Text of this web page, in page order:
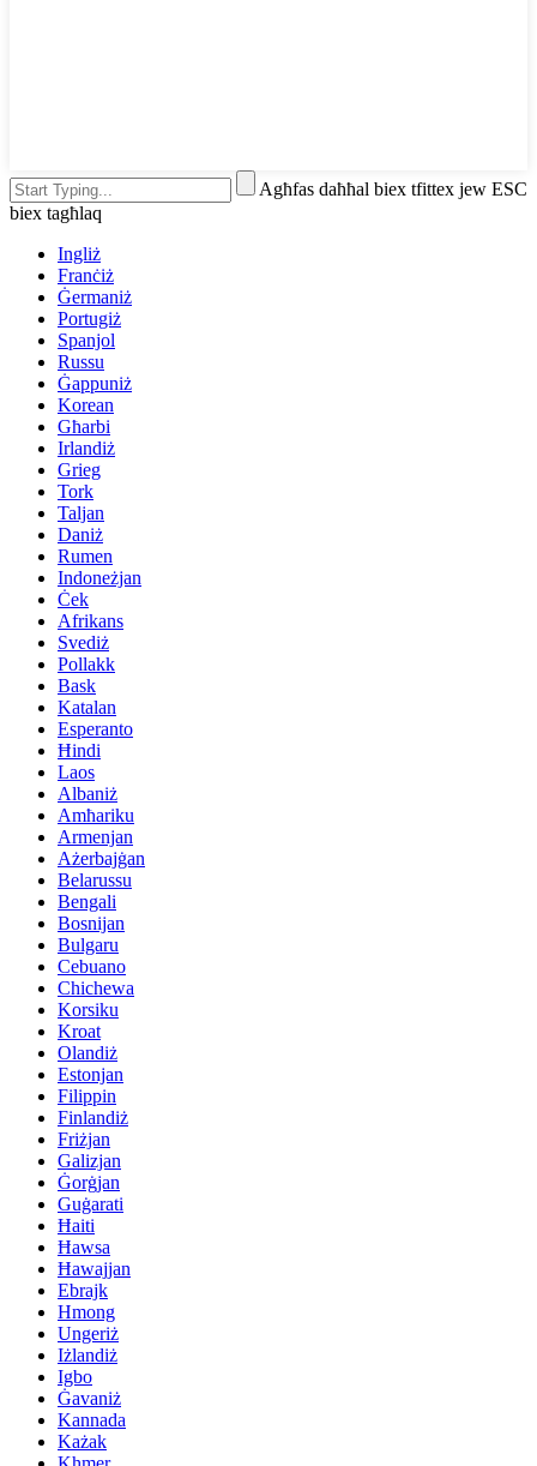
Agħfas daħħal biex tfittex jew ESC
biex tagħlaq
Ingliż
Franċiż
Ġermaniż
Portugiż
Spanjol
Russu
Ġappuniż
Korean
Għarbi
Irlandiż
Grieg
Tork
Taljan
Daniż
Rumen
Indoneżjan
Ċek
Afrikans
Svediż
Pollakk
Bask
Katalan
Esperanto
Ħindi
Laos
Albaniż
Amħariku
Armenjan
Ażerbajġan
Belarussu
Bengali
Bosnijan
Bulgaru
Cebuano
Chichewa
Korsiku
Kroat
Olandiż
Estonjan
Filippin
Finlandiż
Friżjan
Galizjan
Ġorġjan
Guġarati
Ħaiti
Ħawsa
Ħawajjan
Ebrajk
Hmong
Ungeriż
Iżlandiż
Igbo
Ġavaniż
Kannada
Każak